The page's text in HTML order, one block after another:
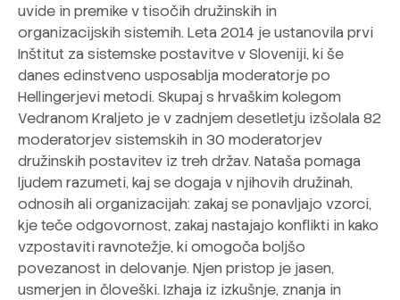
uvide in premike v tisočih družinskih in
organizacijskih sistemih. Leta 2014 je ustanovila prvi
Inštitut za sistemske postavitve v Sloveniji, ki še
danes edinstveno usposablja moderatorje po
Hellingerjevi metodi. Skupaj s hrvaškim kolegom
Vedranom Kraljeto je v zadnjem desetletju izšolala 82
moderatorjev sistemskih in 30 moderatorjev
družinskih postavitev iz treh držav. Nataša pomaga
ljudem razumeti, kaj se dogaja v njihovih družinah,
odnosih ali organizacijah: zakaj se ponavljajo vzorci,
kje teče odgovornost, zakaj nastajajo konflikti in kako
vzpostaviti ravnotežje, ki omogoča boljšo
povezanost in delovanje. Njen pristop je jasen,
usmerjen in človeški. Izhaja iz izkušnje, znanja in